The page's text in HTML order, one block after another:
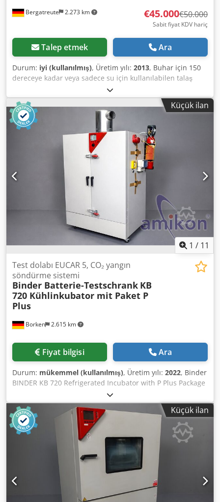
Bergatreute 2.273 km €45.000€50.000
Sabit fiyat KDV hariç
Talep etmek Ara
Durum: iyi (kullanılmış), Üretim yılı: 2013, Buhar için 150
dereceye kadar veya sadece su için kullanılabilen talaş
kazanı. Hidrolik yükleme sistemiyle donatılmıştır.
Maksimum ısıtma kapasitesi 850 kW'a kadar çıkmaktadır.
Kuru malzeme için uygundur. Dcedpfx Aoy Dfd Nsfkek
Küçük ilan
1 / 11
Borken 2.615 km
Test dolabı EUCAR 5, CO₂ yangın
söndürme sistemi
Binder Batterie-Testschrank KB
720 Kühlinkubator mit Paket P
Plus
Fiyat bilgisi Ara
Durum: mükemmel (kullanılmış), Üretim yılı: 2022, Binder
BINDER KB 720 Refrigerated Incubator with P Plus Package
Battery Test Chamber EUCAR 5, CO₂ Fire Suppression
System Device Description: For sale is a BINDER KB 720 (E6)
refrigerated incubator, year of manufacture 2022,
equipped with the extended safety and performance test
package "P Plus". This device is not a standard laboratory
incubator, but a high-quality safety test cabinet specifically
designed for aging, performance, and safety testing of
lithium-ion energy storage systems. This is a fully
functional, tested unit that originally had transport
damage to the housing. This was professionally repaired
and newly painted. Technically flawless – visually in very
Küçük ilan